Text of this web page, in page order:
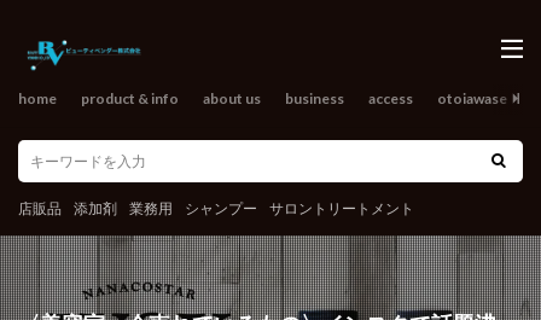
home product & info about us business access otoiawase
店販品 添加剤 業務用 シャンプー サロントリートメント